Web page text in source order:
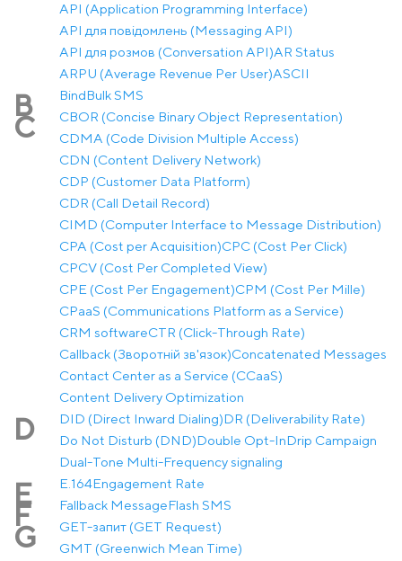
API (Application Programming Interface)
API для повідомлень (Messaging API)
API для розмов (Conversation API)AR Status
ARPU (Average Revenue Per User)ASCII
B BindBulk SMS
C
CBOR (Concise Binary Object Representation)
CDMA (Code Division Multiple Access)
CDN (Content Delivery Network)
CDP (Customer Data Platform)
CDR (Call Detail Record)
CIMD (Computer Interface to Message Distribution)
CPA (Cost per Acquisition)CPC (Cost Per Click)
CPCV (Cost Per Completed View)
CPE (Cost Per Engagement)CPM (Cost Per Mille)
CPaaS (Communications Platform as a Service)
CRM softwareCTR (Click-Through Rate)
Callback (Зворотній зв'язок)Concatenated Messages
Contact Center as a Service (CCaaS)
Content Delivery Optimization
D DID (Direct Inward Dialing)DR (Deliverability Rate)
Do Not Disturb (DND)Double Opt-InDrip Campaign
Dual-Tone Multi-Frequency signaling
E E.164Engagement Rate
F Fallback MessageFlash SMS
G
GET-запит (GET Request)
GMT (Greenwich Mean Time)